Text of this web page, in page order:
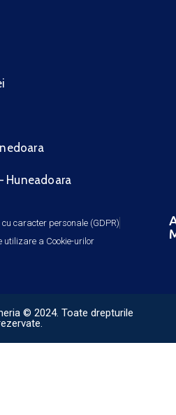
Huneadoara
caracter personale (GDPR)
utilizare a Cookie-urilor
© 2024. Toate drepturile